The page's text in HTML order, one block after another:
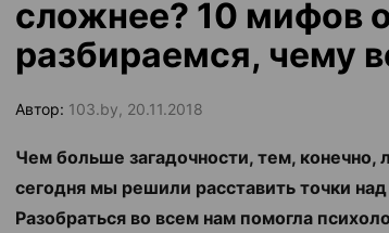
сложнее? 10 мифов
разбираемся, чему
Автор: 103.by, 20.11.2018
Чем больше загадочности, тем,
сегодня мы решили расставить точки
Разобраться во всем нам помогла